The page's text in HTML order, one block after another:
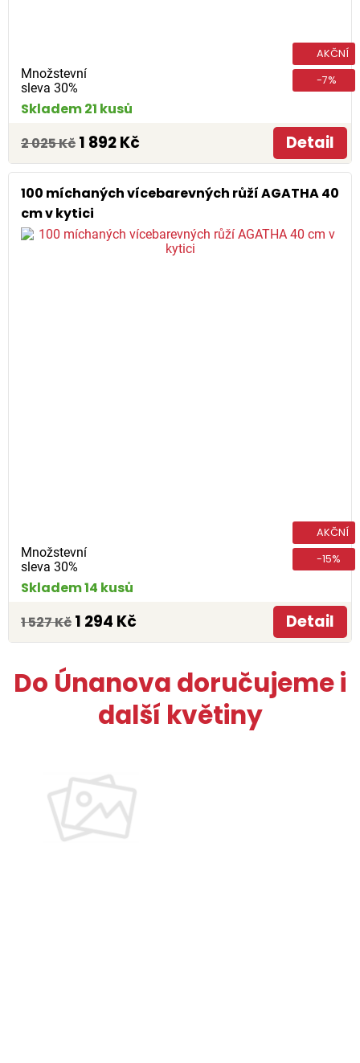
Množstevní
sleva 30%
AKČNÍ
-7%
Skladem 21 kusů
2 025 Kč 1 892 Kč Detail
100 míchaných vícebarevných růží AGATHA 40
cm v kytici
Množstevní
sleva 30%
AKČNÍ
-15%
Skladem 14 kusů
1 527 Kč 1 294 Kč Detail
Do Únanova doručujeme i
další květiny